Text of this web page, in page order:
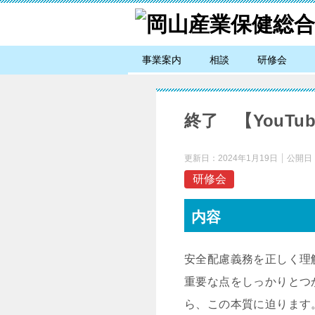
事業案内 相談 研修会
終了 【
更新日： 2024年1月19日 公開日
研修会
内容
安全配慮義務を正しく
重要な点をしっかりと
ら、この本質に迫りま